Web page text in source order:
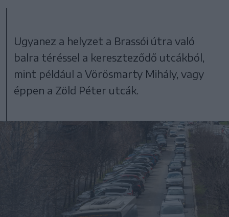
Ugyanez a helyzet a Brassói útra való
balra téréssel a kereszteződő utcákból,
mint például a Vörösmarty Mihály, vagy
éppen a Zöld Péter utcák.